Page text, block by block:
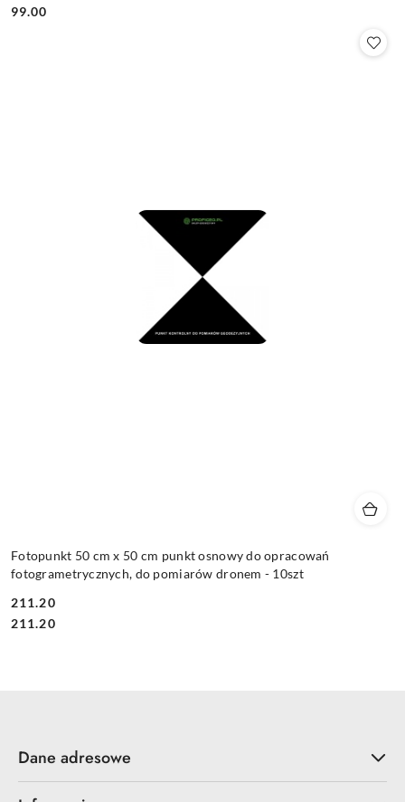
Cena:
Cena:
99.00
Fotopunkt 50 cm x 50 cm punkt osnowy do opracowań
fotogrametrycznych, do pomiarów dronem - 10szt
Cena:
211.20
Cena:
211.20
Dane adresowe